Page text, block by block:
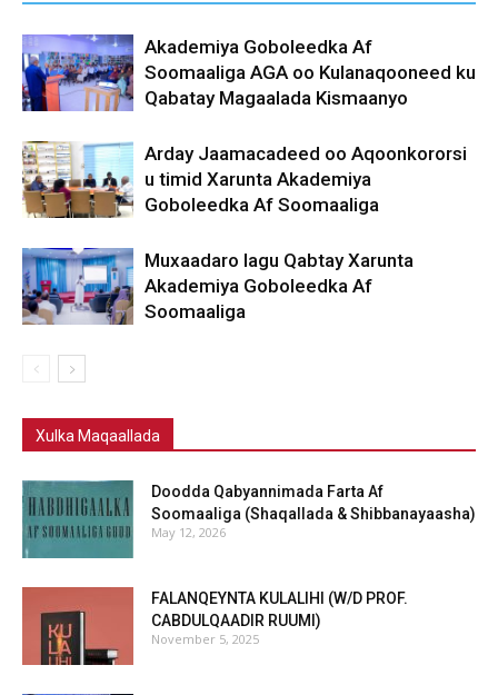
Akademiya Goboleedka Af
Soomaaliga AGA oo Kulanaqooneed ku
Qabatay Magaalada Kismaanyo
Arday Jaamacadeed oo Aqoonkororsi
u timid Xarunta Akademiya
Goboleedka Af Soomaaliga
Muxaadaro lagu Qabtay Xarunta
Akademiya Goboleedka Af
Soomaaliga
Xulka Maqaallada
Doodda Qabyannimada Farta Af
Soomaaliga (Shaqallada & Shibbanayaasha)
May 12, 2026
FALANQEYNTA KULALIHI (W/D PROF.
CABDULQAADIR RUUMI)
November 5, 2025